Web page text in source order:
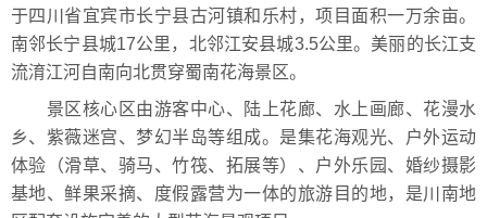
于四川省宜宾市长宁县古河镇和乐村，项目面积一万余亩。
南邻长宁县城17公里，北邻江安县城3.5公里。美丽的长江支
流淯江河自南向北贯穿蜀南花海景区。
景区核心区由游客中心、陆上花廊、水上画廊、花漫水
乡、紫薇迷宫、梦幻半岛等组成。是集花海观光、户外运动
体验（滑草、骑马、竹筏、拓展等）、户外乐园、婚纱摄影
基地、鲜果采摘、度假露营为一体的旅游目的地，是川南地